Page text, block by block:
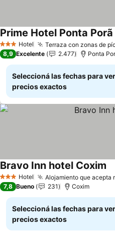
3 Estrellas
Hotel Terraza con zonas de
Prime Hotel Ponta Porã
8,9 Excelente 2.477 Ponta
Seleccioná las fechas para
precios exactos
3 Estrellas
Hotel Alojamiento que acepta
Bravo Inn hotel Coxim
7,8 Bueno 231 Coxim
Seleccioná las fechas para
precios exactos